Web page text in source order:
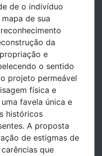
de o indivíduo
de sua
da
e
o sentido
projeto permeável
física e
favela única e
históricos
A proposta
de estigmas de
que